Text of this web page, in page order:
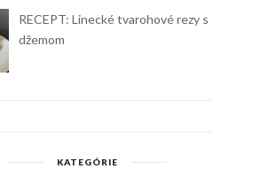
RECEPT: Linecké tvarohové rezy s
džemom
KATEGÓRIE